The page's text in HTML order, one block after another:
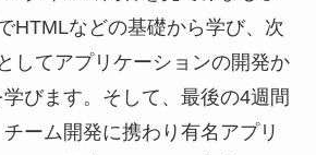
HTMLなどの基礎から学び、次
してアプリケーションの開発か
びます。そして、最後の4週間
ーム開発に携わり有名アプリ